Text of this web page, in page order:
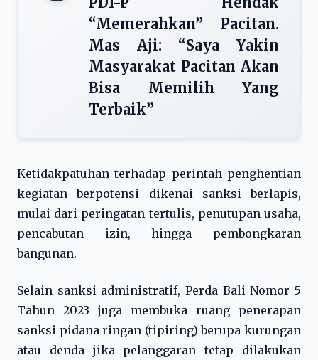
“Memerahkan” Pacitan.
Mas Aji: “Saya Yakin
Masyarakat Pacitan Akan
Bisa Memilih Yang
Terbaik”
Ketidakpatuhan terhadap perintah penghentian
kegiatan berpotensi dikenai sanksi berlapis,
mulai dari peringatan tertulis, penutupan usaha,
pencabutan izin, hingga pembongkaran
bangunan.
Selain sanksi administratif, Perda Bali Nomor 5
Tahun 2023 juga membuka ruang penerapan
sanksi pidana ringan (tipiring) berupa kurungan
atau denda jika pelanggaran tetap dilakukan